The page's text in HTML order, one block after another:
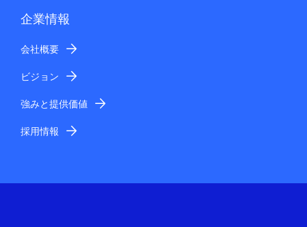
企業情報
会社概要
ビジョン
強みと提供価値
採用情報